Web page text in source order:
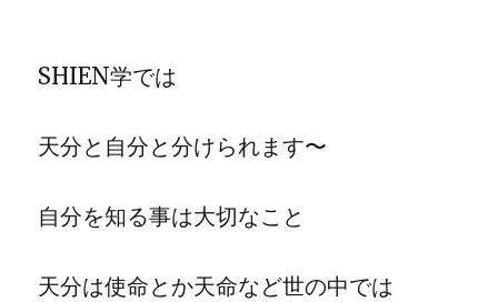
SHIEN学では
天分と自分と分けられます〜
自分を知る事は大切なこと
天分は使命とか天命など世の中では